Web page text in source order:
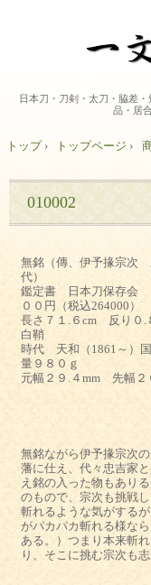
日本刀・刀剣・太刀・脇差
品・居
トップ› トップページ ›
010002
無銘（傳、伊予掾宗次
代）
鑑定書 日本刀
００円（税込264000）
長さ７１.６cm 反り
白鞘
時代 天和（1861～）
量９８０ｇ
元幅２９.４mm 先幅
無銘ながら伊予掾宗次
藩に仕え、代々忠吉家
え銘の入った物もあり
のもので、宗次も挑戦
斬れるような気がする
がパカパカ斬れる様な
ある。）つまり本来斬
り、そこに挑む宗次も